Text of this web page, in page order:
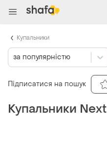
Купальники Next
за популярністю
Підписатися на пошук
Купальники